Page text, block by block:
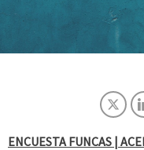
ENCUESTA FUNCAS |